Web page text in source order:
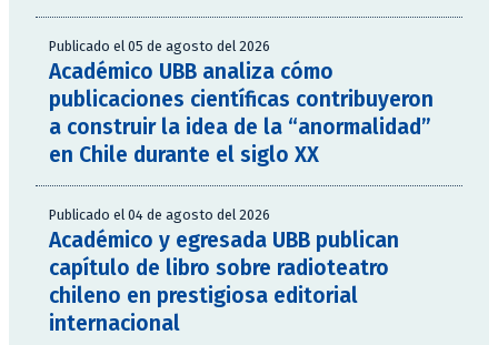
Publicado el 05 de agosto del 2026
Académico UBB analiza cómo
publicaciones científicas contribuyeron
a construir la idea de la “anormalidad”
en Chile durante el siglo XX
Publicado el 04 de agosto del 2026
Académico y egresada UBB publican
capítulo de libro sobre radioteatro
chileno en prestigiosa editorial
internacional